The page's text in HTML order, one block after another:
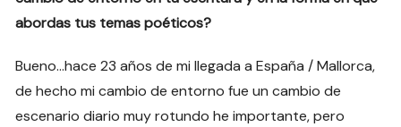
abordas tus temas poéticos?
Bueno…hace 23 años de mi llegada a España / Mallorca,
de hecho mi cambio de entorno fue un cambio de
escenario diario muy rotundo he importante, pero